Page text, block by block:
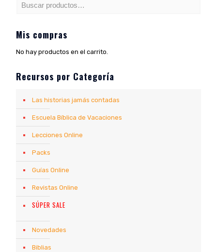
Mis compras
No hay productos en el carrito.
Recursos por Categoría
Las historias jamás contadas
Escuela Bíblica de Vacaciones
Lecciones Online
Packs
Guías Online
Revistas Online
SÚPER SALE
Novedades
Biblias